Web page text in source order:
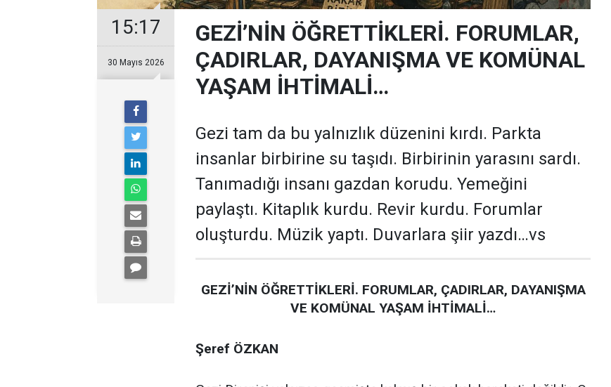
15:17
30 Mayıs 2026
GEZİ’NİN ÖĞRETTİKLERİ. FORUMLAR,
ÇADIRLAR, DAYANIŞMA VE KOMÜNAL
YAŞAM İHTİMALİ…
Gezi tam da bu yalnızlık düzenini kırdı. Parkta
insanlar birbirine su taşıdı. Birbirinin yarasını sardı.
Tanımadığı insanı gazdan korudu. Yemeğini
paylaştı. Kitaplık kurdu. Revir kurdu. Forumlar
oluşturdu. Müzik yaptı. Duvarlara şiir yazdı…vs
GEZİ’NİN ÖĞRETTİKLERİ. FORUMLAR, ÇADIRLAR, DAYANIŞMA
VE KOMÜNAL YAŞAM İHTİMALİ…
Şeref ÖZKAN